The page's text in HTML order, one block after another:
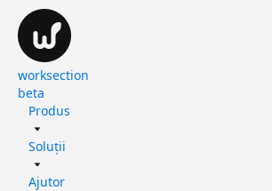
worksection
beta
Produs
Soluții
Ajutor